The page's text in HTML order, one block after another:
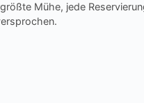
Mühe, jede